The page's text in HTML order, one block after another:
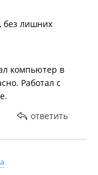
без лишних
компьютер в
Работал с
ответить